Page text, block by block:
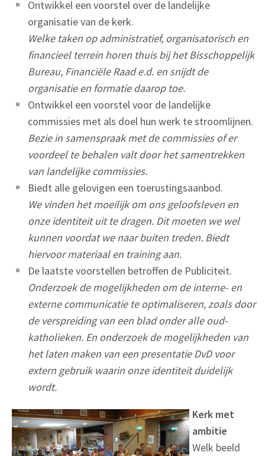
Ontwikkel een voorstel over de landelijke
organisatie van de kerk.
Welke taken op administratief, organisatorisch en
financieel terrein horen thuis bij het Bisschoppelijk
Bureau, Financiële Raad e.d. en snijdt de
organisatie en formatie daarop toe.
Ontwikkel een voorstel voor de landelijke
commissies met als doel hun werk te stroomlijnen.
Bezie in samenspraak met de commissies of er
voordeel te behalen valt door het samentrekken
van landelijke commissies.
Biedt alle gelovigen een toerustingsaanbod.
We vinden het moeilijk om ons geloofsleven en
onze identiteit uit te dragen. Dit moeten we wel
kunnen voordat we naar buiten treden. Biedt
hiervoor materiaal en training aan.
De laatste voorstellen betroffen de Publiciteit.
Onderzoek de mogelijkheden om de interne- en
externe communicatie te optimaliseren, zoals door
de verspreiding van een blad onder alle oud-
katholieken. En onderzoek de mogelijkheden van
het laten maken van een presentatie DvD voor
extern gebruik waarin onze identiteit duidelijk
wordt.
Kerk met
ambitie
Welk beeld